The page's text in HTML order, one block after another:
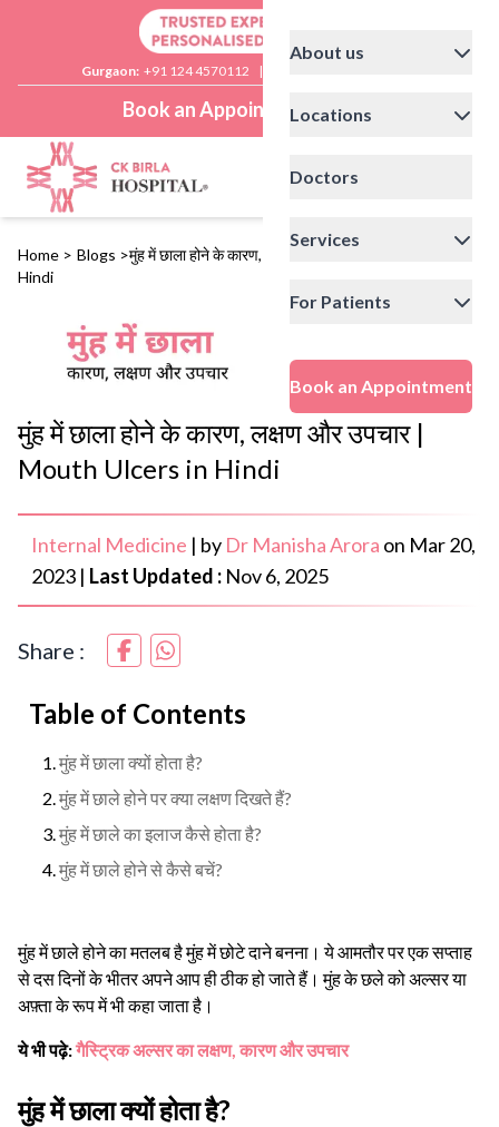
Gurgaon: +91 124 4570112 |
Book an Appointment
About us
Locations
Doctors
Services
For Patients
Book an Appointment
Home > Blogs >मुंह में छाला होने के कारण, लक्षण और उपचार | Mouth Ulcers in
Hindi
मुंह में छाला होने के कारण, लक्षण और उपचार |
Mouth Ulcers in Hindi
Internal Medicine | by Dr Manisha Arora on Mar 20,
2023 | Last Updated : Nov 6, 2025
Share :
Table of Contents
मुंह में छाला क्यों होता है?
मुंह में छाले होने पर क्या लक्षण दिखते हैं?
मुंह में छाले का इलाज कैसे होता है?
मुंह में छाले होने से कैसे बचें?
मुंह में छाले होने का मतलब है मुंह में छोटे दाने बनना। ये आमतौर पर एक सप्ताह
से दस दिनों के भीतर अपने आप ही ठीक हो जाते हैं। मुंह के छले को अल्सर या
अफ़्ता के रूप में भी कहा जाता है।
ये भी पढ़े:गैस्ट्रिक अल्सर का लक्षण, कारण और उपचार
मुंह में छाला क्यों होता है?